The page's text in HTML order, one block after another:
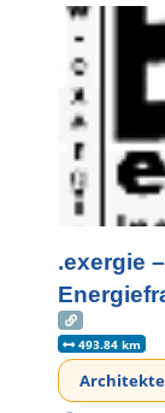
.exergie
493.84 km